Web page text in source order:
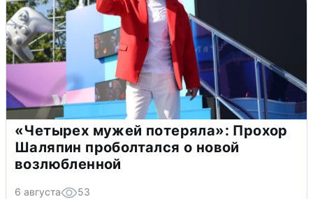
«Четырех мужей потеряла»: Прохор
Шаляпин проболтался о новой
возлюбленной
6 августа 53